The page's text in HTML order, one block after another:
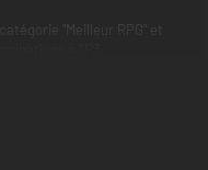
"Meilleur RPG" et
avec un nouveau
par la critique.
de camp révèlent un